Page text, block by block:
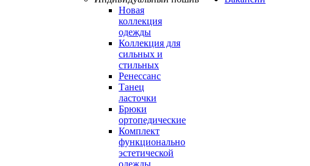
Новая
коллекция
одежды
Коллекция для
сильных и
стильных
Ренессанс
Танец
ласточки
Брюки
ортопедические
Комплект
функционально
эстетической
одежды